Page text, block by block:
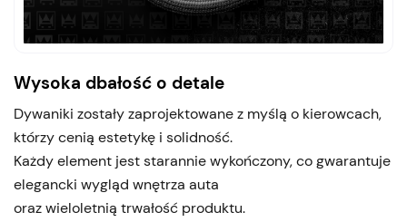
Wysoka dbałość o detale
Dywaniki zostały zaprojektowane z myślą o kierowcach,
którzy cenią estetykę i solidność.
Każdy element jest starannie wykończony, co gwarantuje
elegancki wygląd wnętrza auta
oraz wieloletnią trwałość produktu.